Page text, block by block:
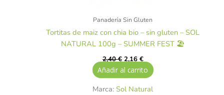
Panadería Sin Gluten
Tortitas de maiz con chia bio – sin gluten – SOL
NATURAL 100g – SUMMER FEST 🏖️
2,40€ 2,16 €
Añadir al carrito
Marca:Sol Natural